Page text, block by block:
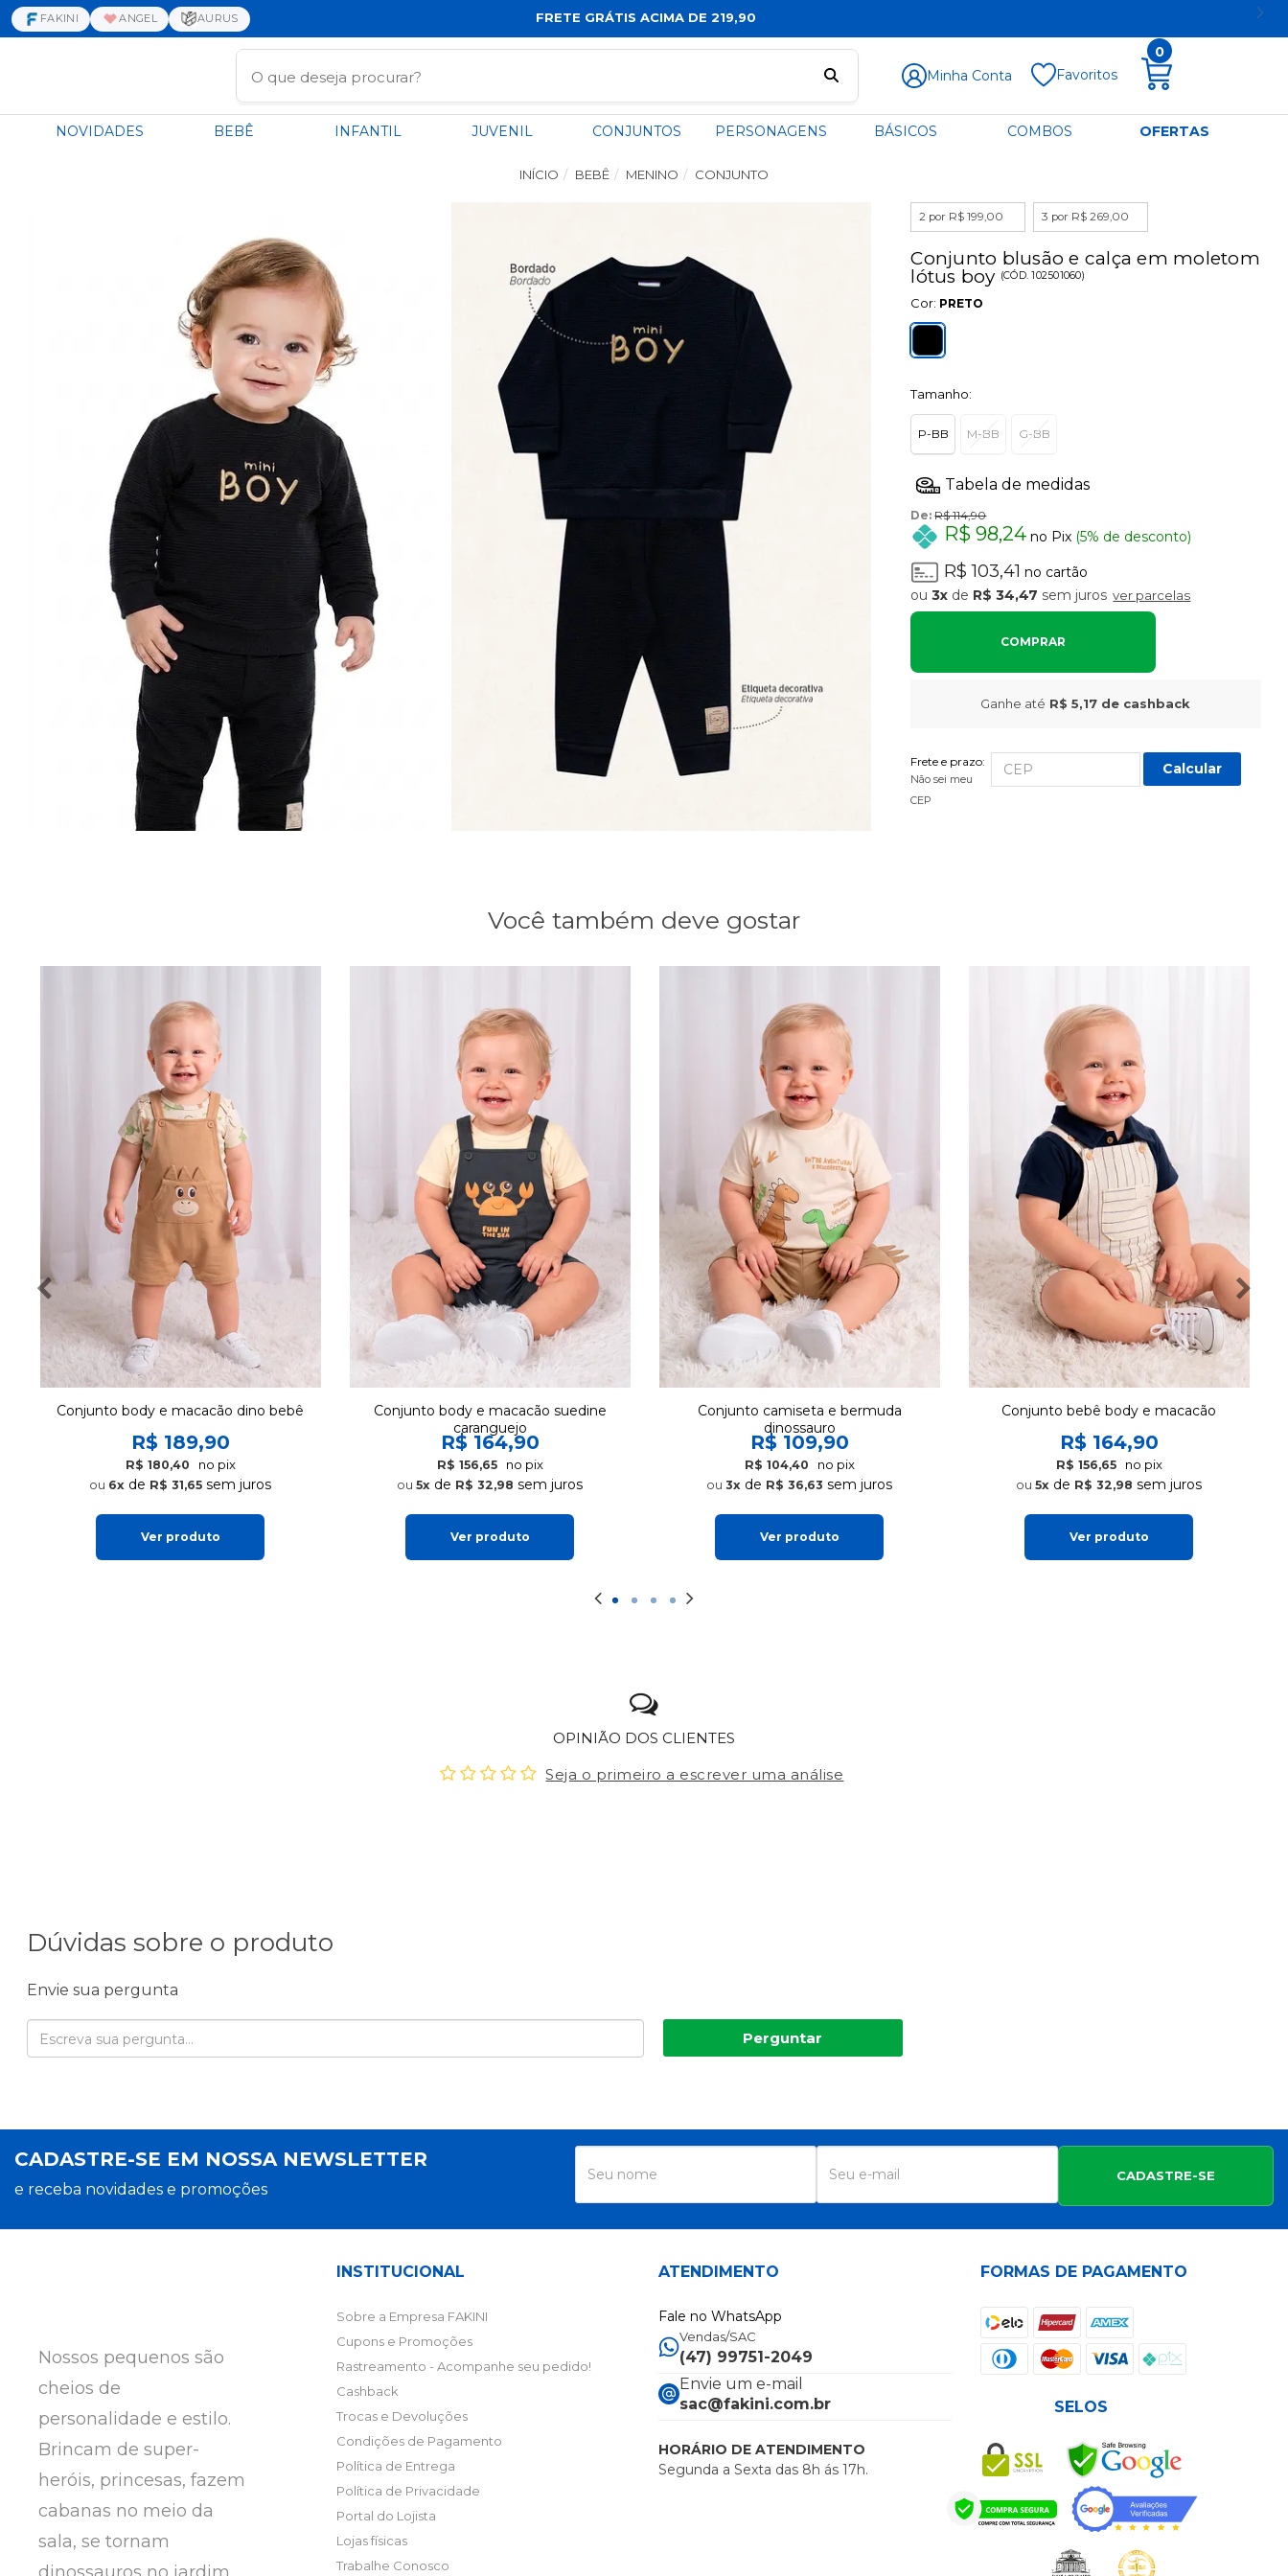
FAKINI ANGEL AURUS FRETE GRÁTIS ACIMA DE 219,90
Minha Conta Favoritos
0
NOVIDADES BEBÊ INFANTIL JUVENIL CONJUNTOS PERSONAGENS BÁSICOS COMBOS OFERTAS
INÍCIO BEBÊ MENINO CONJUNTO
2 por R$ 199,00 3 por R$ 269,00
Conjunto blusão e calça em moletom
lótus boy (CÓD.102501060)
Cor: PRETO
Tamanho:
P-BB M-BB G-BB
De:R$ 114,90
R$ 98,24 no Pix (5% de desconto)
R$ 103,41 no cartão
3x de R$ 34,47 sem juros ver parcelas
COMPRAR
Ganhe até R$ 5,17 de cashback
Frete e prazo:
Não sei meu
CEP
Calcular
regulares. Calça com elástico no cós, etiqueta decorativa,
Composição: Blusão e Calça 100% Algodão
Cuidados com o produto: Lavagem a mão
Temperatura máxima 40ºC
Não secar em tambor
Secagem em varal a sombra
Temperatura máxima da base do ferro a 110°C sem vapor
Vapor pode causar danos irreversiveis
Não limpar a seco.
Você também deve gostar
Conjunto body e macacão dino bebê
R$ 189,90
R$ 180,40 no pix
6x de R$ 31,65sem juros
Ver produto
Conjunto body e macacão suedine
caranguejo
R$ 164,90
R$ 156,65 no pix
5x de R$ 32,98 sem juros
Ver produto
Conjunto camiseta e bermuda
dinossauro
R$ 109,90
R$ 104,40 no pix
3x de R$ 36,63 sem juros
Ver produto
Conjunto bebê body e macacão
R$ 164,90
R$ 156,65 no pix
5x de R$ 32,98 sem juros
Ver produto
OPINIÃO DOS CLIENTES
Seja o primeiro a escrever uma análise
Dúvidas sobre o produto
Envie sua pergunta
Perguntar
CADASTRE-SE EM NOSSA NEWSLETTER
e receba novidades e promoções
CADASTRE-SE
Nossos pequenos são
cheios de
personalidade e estilo.
Brincam de super-
heróis, princesas, fazem
cabanas no meio da
sala, se tornam
INSTITUCIONAL
Sobre a Empresa FAKINI
Cupons e Promoções
Rastreamento - Acompanhe seu pedido!
Cashback
Trocas e Devoluções
Condições de Pagamento
Política de Entrega
Política de Privacidade
Portal do Lojista
Lojas físicas
Trabalhe Conosco
ATENDIMENTO
Fale no WhatsApp
Vendas/SAC
(47) 99751-2049
Envie um e-mail
sac@fakini.com.br
HORÁRIO DE ATENDIMENTO
Segunda a Sexta das 8h ás 17h.
FORMAS DE PAGAMENTO
SELOS